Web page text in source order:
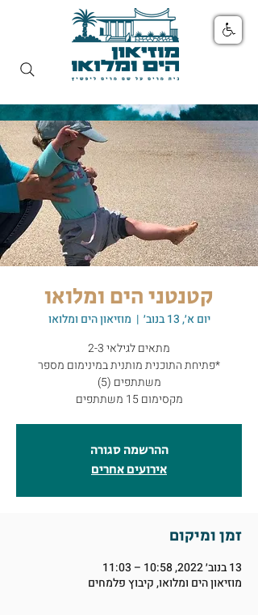
קטנטני הים ומלואו
יום א׳, 13 בנוב׳
  |
מוזיאון הים ומלואו
*פתיחת התוכנית מותנית במינימום מספר
מקסימום 15 משתתפים
ההרשמה סגורה
אירועים אחרים
זמן ומיקום
13 בנוב׳ 2022, 10:58 – 11:03
מוזיאון הים ומלואו, קיבוץ פלמחים